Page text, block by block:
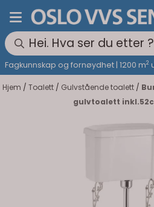
Hopp til innhold
Fagkunnskap og fornøydhet | 1200 m2
Hjem / Toalett / Gulvstående toalett /
gulvtoalett